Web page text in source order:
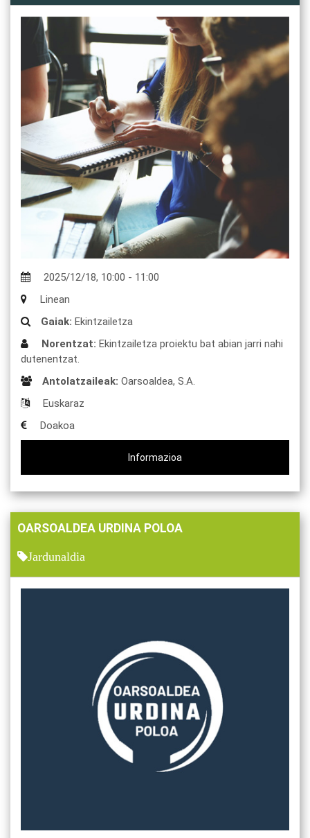
2025/12/18, 10:00 - 11:00
Linean
Gaiak: Ekintzailetza
Norentzat: Ekintzailetza proiektu bat abian jarri nahi
dutenentzat.
Antolatzaileak: Oarsoaldea, S.A.
Euskaraz
Doakoa
Informazioa
OARSOALDEA URDINA POLOA
Jardunaldia